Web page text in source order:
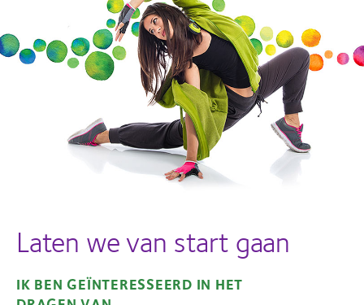
Laten we van start gaan
IK BEN GEÏNTERESSEERD IN HET